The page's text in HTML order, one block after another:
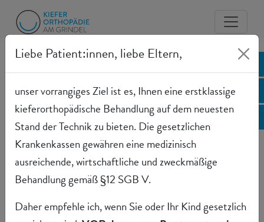
Kontakt
Kieferorthopädie am Grindel
Dr. Anna-Christina Voigt
Grindelallee 116
20146 Hamburg
Anfahrt
Online-Terminvergabe für
Neupatienten
Jetzt anrufen
Liebe Patient:innen, liebe Eltern,
unser vorrangiges Ziel ist es, Ihnen eine erstklassige
kieferorthopädische Behandlung auf dem neuesten
Stand der Technik zu bieten. Die gesetzlichen
Krankenkassen gewähren eine medizinisch
ausreichende, wirtschaftliche und zweckmäßige
Behandlung gemäß §12 SGB V.
Daher empfehle ich, wenn Sie oder Ihr Kind gesetzlich